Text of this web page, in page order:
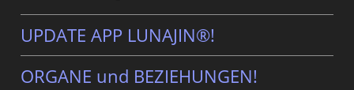
UPDATE APP LUNAJIN®!
ORGANE und BEZIEHUNGEN!